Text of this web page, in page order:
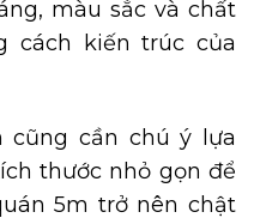
màu sắc và chất
cách kiến trúc của
cũng cần chú ý lựa
thước nhỏ gọn để
5m trở nên chật